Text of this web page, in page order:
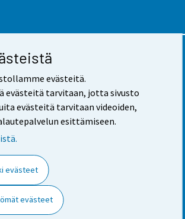
evästeitä.
evästeitä tarvitaan, jotta sivusto
evästeitä tarvitaan videoiden,
esittämiseen.
evästeet
evästeet